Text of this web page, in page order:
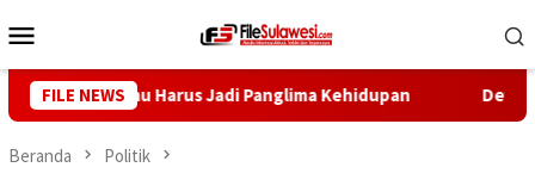
ke
Mobile
FILE NEWS
Ilmu Harus Jadi Panglima Kehidupan Dewan Pers
Beranda Politik